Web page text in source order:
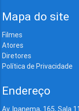
Mapa do site
Filmes
Atores
Diretores
Política de Privacidade
Endereço
Av. Ipanema, 165, Sala